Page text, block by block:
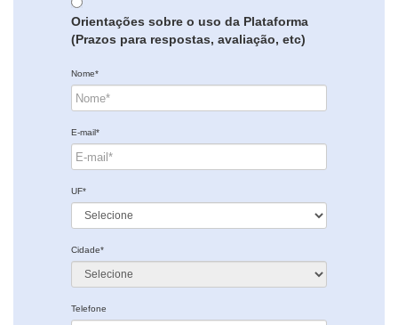
Orientações sobre o uso da Plataforma
(Prazos para respostas, avaliação, etc)
Nome*
E-mail*
UF*
Cidade*
Telefone